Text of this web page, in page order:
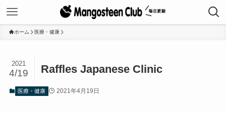
ホーム 医療・健康
Raffles Japanese Clinic
2021
4/19
医療・健康 2021年4月19日